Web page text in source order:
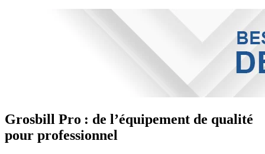
Grosbill Pro : de l’équipement de qualité
pour professionnel